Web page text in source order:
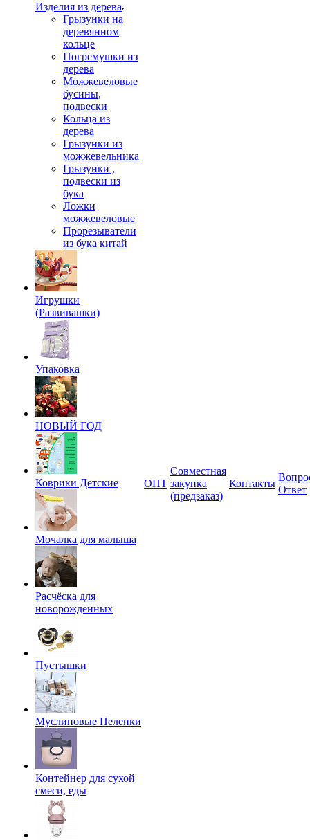
Изделия из дерева
Грызунки на
деревянном
кольце
Погремушки из
дерева
Можжевеловые
бусины,
подвески
Кольца из
дерева
Грызунки из
можжевельника
Грызунки ,
подвески из
бука
Ложки
можжевеловые
Прорезыватели
из бука китай
Игрушки
(Развивашки)
Упаковка
НОВЫЙ ГОД
Коврики Детские
Мочалка для малыша
Расчёска для
новорожденных
Пустышки
Муслиновые Пеленки
Контейнер для сухой
смеси, еды
ОПТ
Совместная
закупка
(предзаказ)
Контакты
Ответ